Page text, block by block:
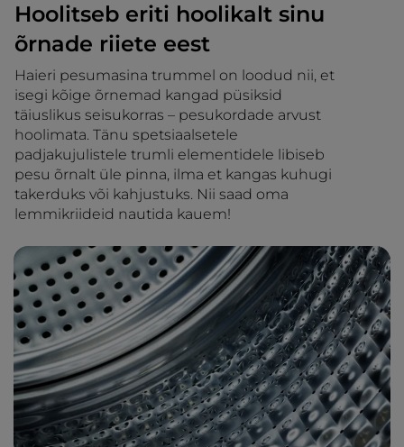
Hoolitseb eriti hoolikalt sinu
õrnade riiete eest
Haieri pesumasina trummel on loodud nii, et
isegi kõige õrnemad kangad püsiksid
täiuslikus seisukorras – pesukordade arvust
hoolimata. Tänu spetsiaalsetele
padjakujulistele trumli elementidele libiseb
pesu õrnalt üle pinna, ilma et kangas kuhugi
takerduks või kahjustuks. Nii saad oma
lemmikriideid nautida kauem!